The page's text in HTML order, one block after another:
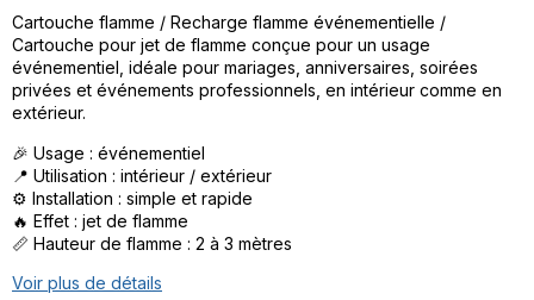
Cartouche flamme / Recharge flamme événementielle /
Cartouche pour jet de flamme conçue pour un usage
événementiel, idéale pour mariages, anniversaires, soirées
privées et événements professionnels, en intérieur comme en
extérieur.
🎉 Usage : événementiel
📍 Utilisation : intérieur / extérieur
⚙️ Installation : simple et rapide
🔥 Effet : jet de flamme
📏 Hauteur de flamme : 2 à 3 mètres
Voir plus de détails